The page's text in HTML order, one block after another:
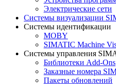
Электрические сети
Системы визуализации
Системы идентификации
MOBY
SIMATIC Machine
Системы управления
Библиотеки Add-Ons
Заказные номера
Пакеты обновлений